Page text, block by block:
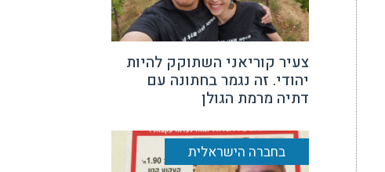
צעיר קוריאני השתוקק להיות
יהודי. זה נגמר בחתונה עם
דתיה מרמת הגולן
בחברה הישראלית